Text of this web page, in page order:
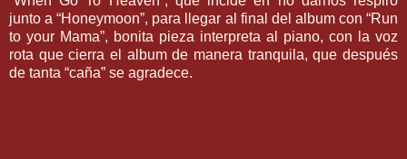
junto a “Honeymoon”, para llegar al final del album con “Run
to your Mama”, bonita pieza interpreta al piano, con la voz
rota que cierra el album de manera tranquila, que después
de tanta “caña” se agradece.